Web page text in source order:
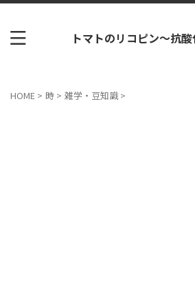
トマトのリコピン～抗
HOME > 時 > 雑学・豆知識 >